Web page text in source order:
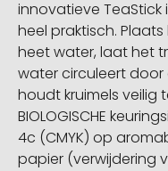
innovatieve
heel praktisch.
heet water, laat het
water circuleert
houdt kruimels veilig
BIOLOGISCHE
4c (CMYK) op
papier (verwijdering